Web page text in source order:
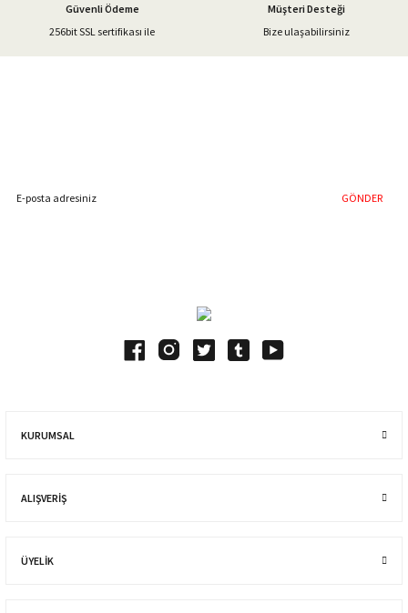
Güvenli Ödeme
256bit SSL sertifikası ile
Müşteri Desteği
Bize ulaşabilirsiniz
GÖNDER
KURUMSAL
ALIŞVERIŞ
ÜYELİK